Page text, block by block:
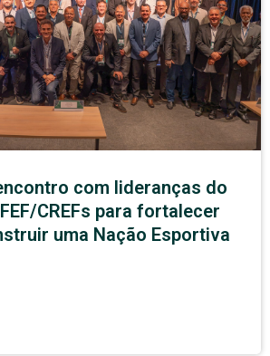
com lideranças do
CREFs para fortalecer
uma Nação Esportiva